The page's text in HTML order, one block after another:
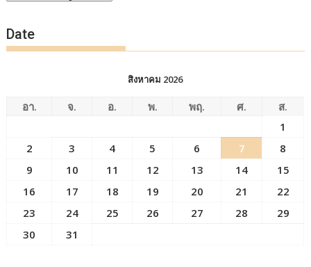
Date
สิงหาคม 2026
อา. จ. อ. พ. พฤ. ศ.
ส.
1
2
3 4 5 6 7
8
9
10 11 12 13 14
15
16
17 18 19 20 21
22
23
24 25 26 27 28
29
30
31